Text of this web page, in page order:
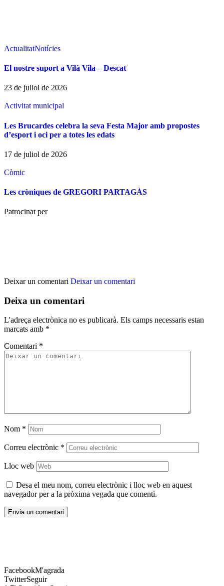
ActualitatNotícies
El nostre suport a Vilà Vila – Descat
23 de juliol de 2026
Activitat municipal
Les Brucardes celebra la seva Festa Major amb propostes
d’esport i oci per a totes les edats
17 de juliol de 2026
Còmic
Les cròniques de GREGORI PARTAGÀS
Patrocinat per
Deixar un comentari Deixar un comentari
Deixa un comentari
L'adreça electrònica no es publicarà. Els camps necessaris estan
marcats amb *
Comentari *
Nom *
Correu electrònic *
Lloc web
Desa el meu nom, correu electrònic i lloc web en aquest
navegador per a la pròxima vegada que comenti.
FacebookM'agrada
TwitterSeguir